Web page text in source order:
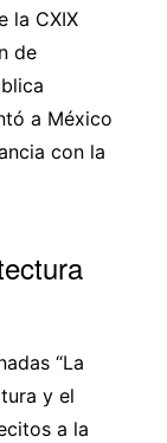
la CXIX
de
a México
con la
“La
y el
a la